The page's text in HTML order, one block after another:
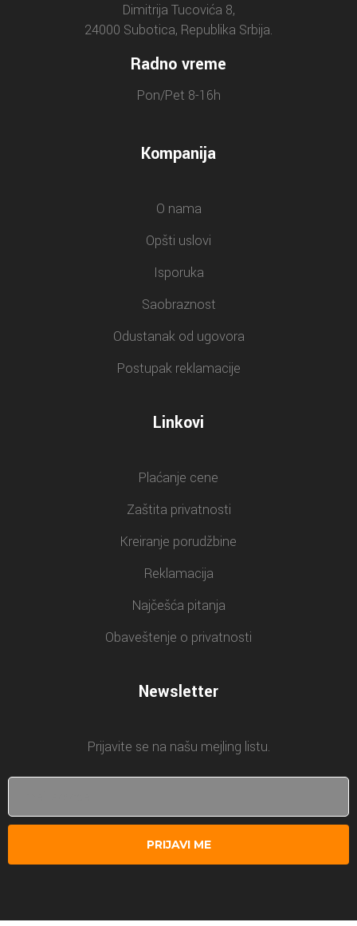
Dimitrija Tucovića 8,
24000 Subotica, Republika Srbija.
Radno vreme
Pon/Pet 8-16h
Kompanija
O nama
Opšti uslovi
Isporuka
Saobraznost
Odustanak od ugovora
Postupak reklamacije
Linkovi
Plaćanje cene
Zaštita privatnosti
Kreiranje porudžbine
Reklamacija
Najčešća pitanja
Obaveštenje o privatnosti
Newsletter
Prijavite se na našu mejling listu.
PRIJAVI ME